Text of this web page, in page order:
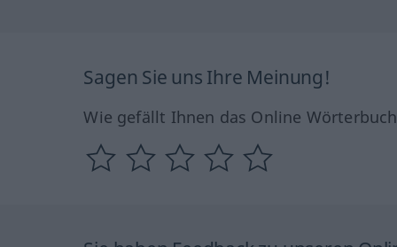
Sagen Sie uns Ihre Meinung!
Wie gefällt Ihnen das Online